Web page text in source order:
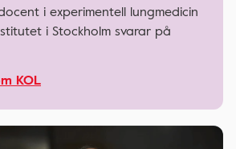
i experimentell lungmedicin
i Stockholm svarar på
KOL